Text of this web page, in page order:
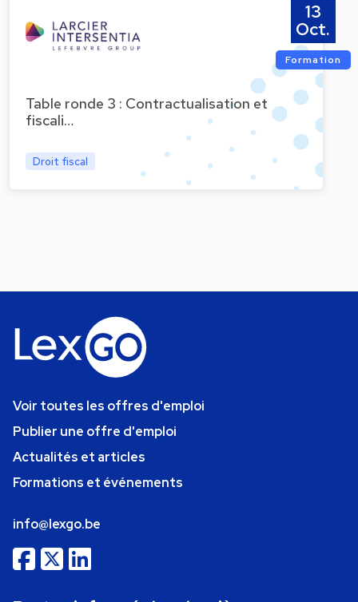
Table ronde 3 : Contractualisation et
fiscali…
Droit fiscal
13
Oct.
Formation
Voir toutes les offres d'emploi
Publier une offre d'emploi
Actualités et articles
Formations et événements
info@lexgo.be